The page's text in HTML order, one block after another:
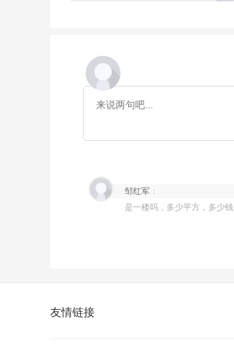
邹红军 ：
是一楼吗，多少平方，多少钱
友情链接